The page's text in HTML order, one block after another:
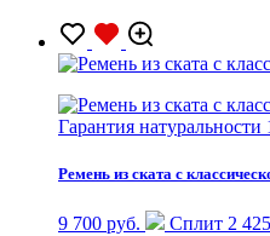
Гарантия натуральности
Ремень из ската с
9 700 руб.
Сплит 2